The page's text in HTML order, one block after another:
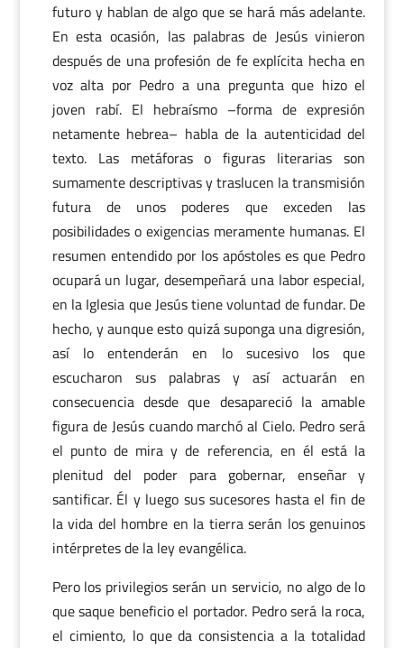
futuro y hablan de algo que se hará más adelante.
En esta ocasión, las palabras de Jesús vinieron
después de una profesión de fe explícita hecha en
voz alta por Pedro a una pregunta que hizo el
joven rabí. El hebraísmo –forma de expresión
netamente hebrea– habla de la autenticidad del
texto. Las metáforas o figuras literarias son
sumamente descriptivas y traslucen la transmisión
futura de unos poderes que exceden las
posibilidades o exigencias meramente humanas. El
resumen entendido por los apóstoles es que Pedro
ocupará un lugar, desempeñará una labor especial,
en la Iglesia que Jesús tiene voluntad de fundar. De
hecho, y aunque esto quizá suponga una digresión,
así lo entenderán en lo sucesivo los que
escucharon sus palabras y así actuarán en
consecuencia desde que desapareció la amable
figura de Jesús cuando marchó al Cielo. Pedro será
el punto de mira y de referencia, en él está la
plenitud del poder para gobernar, enseñar y
santificar. Él y luego sus sucesores hasta el fin de
la vida del hombre en la tierra serán los genuinos
intérpretes de la ley evangélica.
Pero los privilegios serán un servicio, no algo de lo
que saque beneficio el portador. Pedro será la roca,
el cimiento, lo que da consistencia a la totalidad